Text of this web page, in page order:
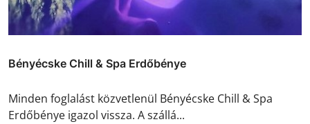
Bényécske Chill & Spa Erdőbénye
Minden foglalást közvetlenül Bényécske Chill & Spa
Erdőbénye igazol vissza. A szállá...